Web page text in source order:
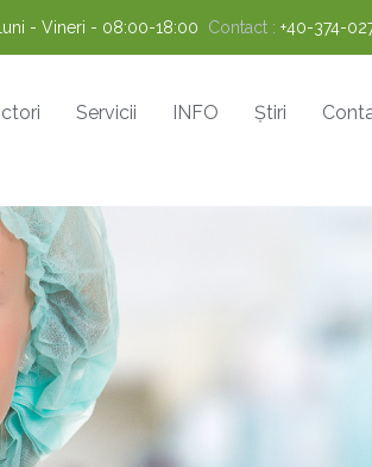
Luni - Vineri - 08:00-18:00 Contact : +40-374-
Servicii INFO Știri